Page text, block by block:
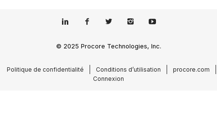
© 2025 Procore Technologies, Inc.
Politique de confidentialité Conditions d’utilisation
procore.com
Connexion